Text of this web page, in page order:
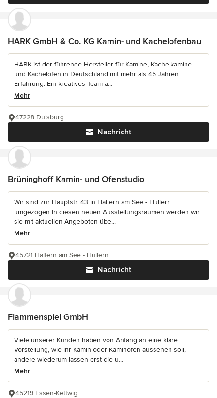
HARK GmbH & Co. KG Kamin- und Kachelofenbau
HARK ist der führende Hersteller für Kamine, Kachelkamine
und Kachelöfen in Deutschland mit mehr als 45 Jahren
Erfahrung. Ein kreatives Team a...
Mehr
Nachricht
47228 Duisburg
Brüninghoff Kamin- und Ofenstudio
Wir sind zur Hauptstr. 43 in Haltern am See - Hullern
umgezogen In diesen neuen Ausstellungsräumen werden wir
sie mit aktuellen Angeboten übe...
Mehr
Nachricht
45721 Haltern am See - Hullern
Flammenspiel GmbH
Viele unserer Kunden haben von Anfang an eine klare
Vorstellung, wie ihr Kamin oder Kaminofen aussehen soll,
andere wiederum lassen erst die u...
Mehr
45219 Essen-Kettwig